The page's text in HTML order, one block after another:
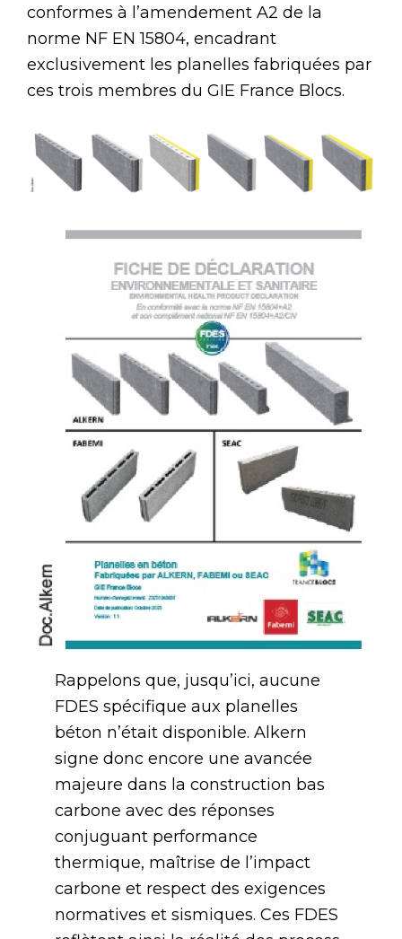
conformes à l’amendement A2 de la
norme NF EN 15804, encadrant
exclusivement les planelles fabriquées par
ces trois membres du GIE France Blocs.
Rappelons que, jusqu’ici, aucune
FDES spécifique aux planelles
béton n’était disponible. Alkern
signe donc encore une avancée
majeure dans la construction bas
carbone avec des réponses
conjuguant performance
thermique, maîtrise de l’impact
carbone et respect des exigences
normatives et sismiques. Ces FDES